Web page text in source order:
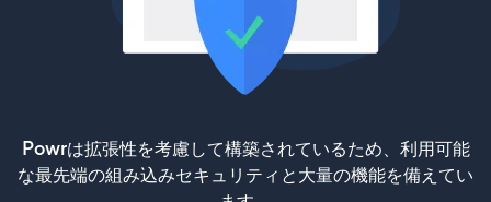
Powrは拡張性を考慮して構築されているため、利用可能
な最先端の組み込みセキュリティと大量の機能を備えてい